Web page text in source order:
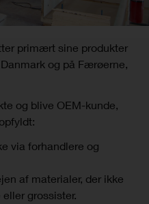
primært sine produkter
og på Færøerne,
og blive OEM-kunde,
via forhandlere og
af materialer, der ikke
grossister.